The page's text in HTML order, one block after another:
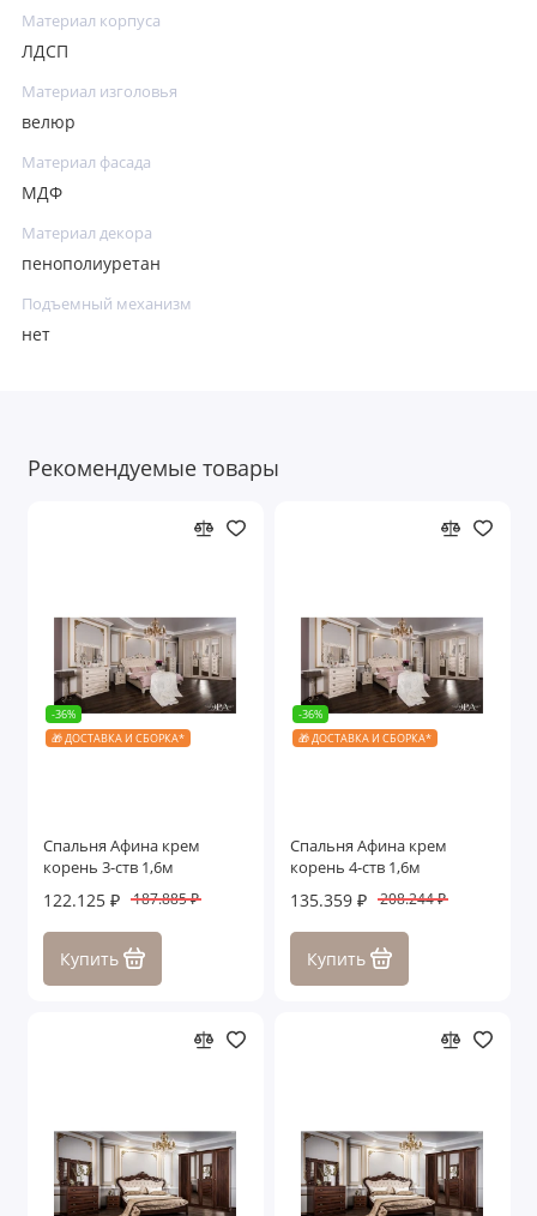
Материал корпуса
ЛДСП
Материал изголовья
велюр
Материал фасада
МДФ
Материал декора
пенополиуретан
Подъемный механизм
нет
Рекомендуемые товары
-36%
🎁 ДОСТАВКА И СБОРКА*
Спальня Афина крем
корень 3-ств 1,6м
122.125 ₽ 187.885 ₽
Купить
-36%
🎁 ДОСТАВКА И СБОРКА*
Спальня Афина крем
корень 4-ств 1,6м
135.359 ₽ 208.244 ₽
Купить